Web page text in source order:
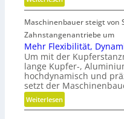
i
e
b
u
n
d
H
y
d
r
r
m
r
e
n
t
e
M
e
h
r
S
t
e
i
f
i
Maschinenbauer steigt von
Zahnstangenantriebe um
Mehr Flexibilität,
Um mit der
lange Kupfer-,
hochdynamisch und
setzt der
Weiterlesen:
M